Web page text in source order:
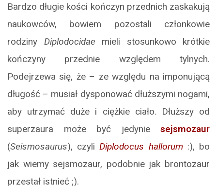
Bardzo długie kości kończyn przednich zaskakują
naukowców, bowiem pozostali członkowie
rodziny Diplodocidae mieli stosunkowo krótkie
kończyny przednie względem tylnych.
Podejrzewa się, że – ze względu na imponującą
długość – musiał dysponować dłuższymi nogami,
aby utrzymać duże i ciężkie ciało. Dłuższy od
superzaura może być jedynie sejsmozaur
(Seismosaurus), czyliDiplodocus hallorum :), bo
jak wiemy sejsmozaur, podobnie jak brontozaur
przestał istnieć ;).